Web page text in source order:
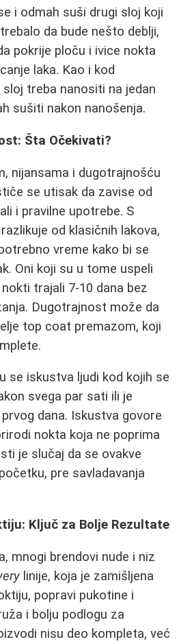
i odmah suši drugi sloj koji
da bude nešto deblji,
pokrije ploču i ivice nokta
laka. Kao i kod
treba nanositi na jedan
sušiti nakon nanošenja.
Šta Očekivati?
nijansama i dugotrajnošću
se utisak da zavise od
i pravilne upotrebe. S
od klasičnih lakova,
vreme kako bi se
Oni koji su u tome uspeli
trajali 7-10 dana bez
Dugotrajnost može da
top coat premazom, koji
se iskustva ljudi kod kojih se
svega par sati ili je
dana. Iskustva govore
nokta koja ne poprima
je slučaj da se ovakve
pre savladavanja
Ključ za Bolje Rezultate
mnogi brendovi nude i niz
linije, koja je zamišljena
popravi pukotine i
i bolju podlogu za
nisu deo kompleta, već